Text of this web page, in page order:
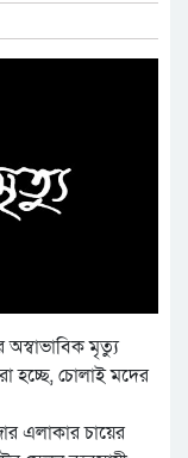
অস্বাভাবিক মৃত্যু
হচ্ছে, চোলাই মদের
এলাকার চায়ের